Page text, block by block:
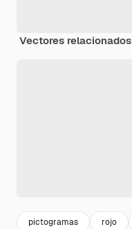
Vectores relacionados
pictogramas rojo